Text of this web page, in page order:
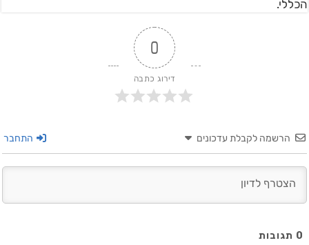
הכללי.
0
דירוג כתבה
הרשמה לקבלת עדכונים התחבר
0 תגובות